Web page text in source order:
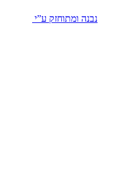
נבנה ומתוחזק ע”י